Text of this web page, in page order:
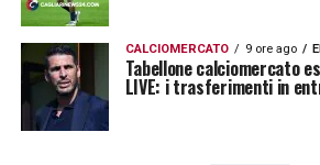
CALCIOMERCATO 9 ore ago
Tabellone calciomercato
LIVE: i trasferimenti in